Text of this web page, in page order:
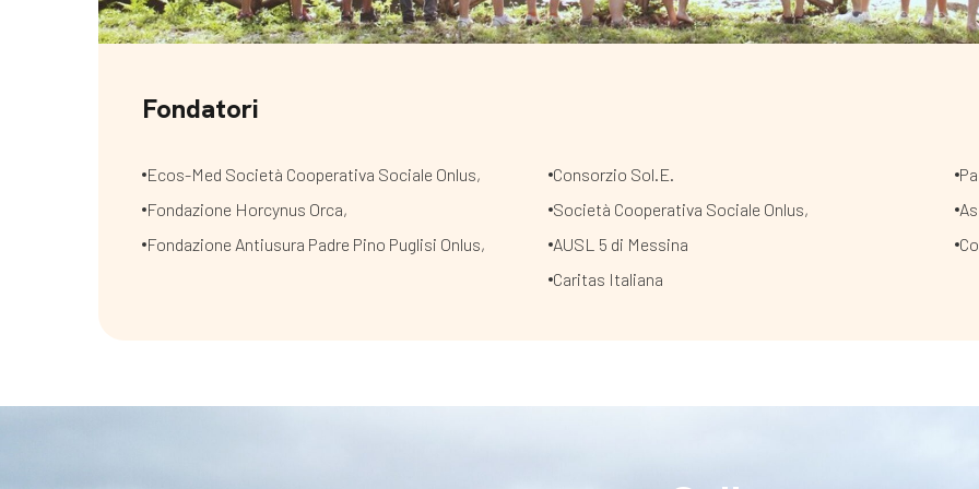
Fondatori
Ecos-Med Società Cooperativa Sociale Onlus,
Fondazione Horcynus Orca,
Fondazione Antiusura Padre Pino Puglisi Onlus,
Consorzio Sol.E.
Società Cooperativa Sociale Onlus,
AUSL 5 di Messina
Caritas Italiana